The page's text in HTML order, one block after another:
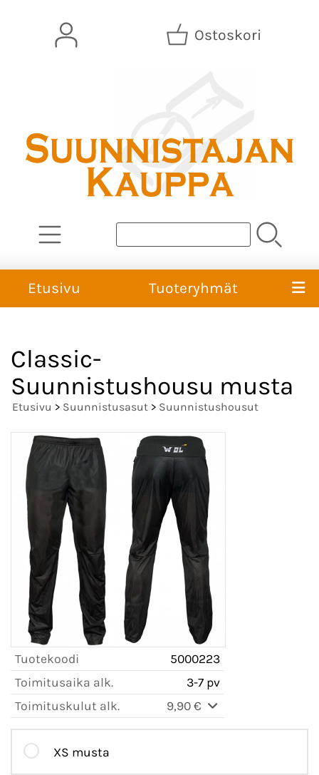
Ostoskori
Etusivu Tuoteryhmät
Classic-
Suunnistushousu musta
Etusivu > Suunnistusasut > Suunnistushousut
Tuotekoodi
5000223
Toimitusaika alk.
3-7 pv
Toimituskulut alk.
9,90 €
XS musta